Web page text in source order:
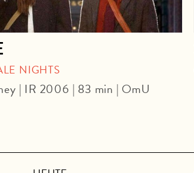
NIGHTS
| IR 2006 | 83 min | OmU